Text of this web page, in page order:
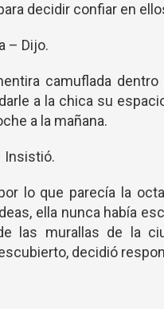
decidir confiar en
– Dijo.
camuflada
a la chica su
a la mañana.
Insistió.
lo que parecía la
ella nunca había
las murallas de la
decidió